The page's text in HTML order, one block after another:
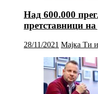
Над 600.000
претставници
28/11/2021 Мајка Ти